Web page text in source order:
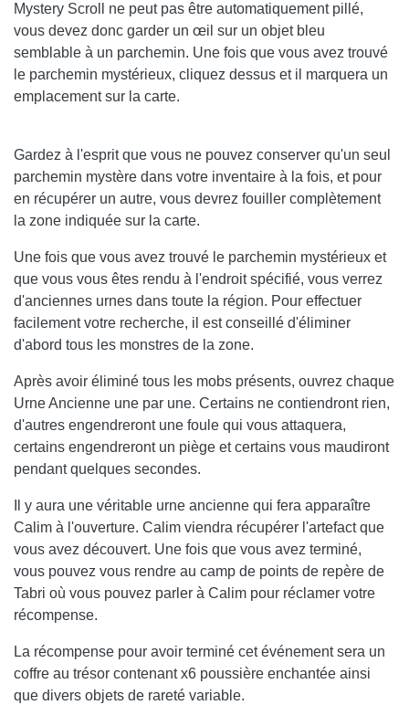
Mystery Scroll ne peut pas être automatiquement pillé,
vous devez donc garder un œil sur un objet bleu
semblable à un parchemin. Une fois que vous avez trouvé
le parchemin mystérieux, cliquez dessus et il marquera un
emplacement sur la carte.
Gardez à l'esprit que vous ne pouvez conserver qu'un seul
parchemin mystère dans votre inventaire à la fois, et pour
en récupérer un autre, vous devrez fouiller complètement
la zone indiquée sur la carte.
Une fois que vous avez trouvé le parchemin mystérieux et
que vous vous êtes rendu à l'endroit spécifié, vous verrez
d'anciennes urnes dans toute la région. Pour effectuer
facilement votre recherche, il est conseillé d'éliminer
d'abord tous les monstres de la zone.
Après avoir éliminé tous les mobs présents, ouvrez chaque
Urne Ancienne une par une. Certains ne contiendront rien,
d'autres engendreront une foule qui vous attaquera,
certains engendreront un piège et certains vous maudiront
pendant quelques secondes.
Il y aura une véritable urne ancienne qui fera apparaître
Calim à l'ouverture. Calim viendra récupérer l'artefact que
vous avez découvert. Une fois que vous avez terminé,
vous pouvez vous rendre au camp de points de repère de
Tabri où vous pouvez parler à Calim pour réclamer votre
récompense.
La récompense pour avoir terminé cet événement sera un
coffre au trésor contenant x6 poussière enchantée ainsi
que divers objets de rareté variable.